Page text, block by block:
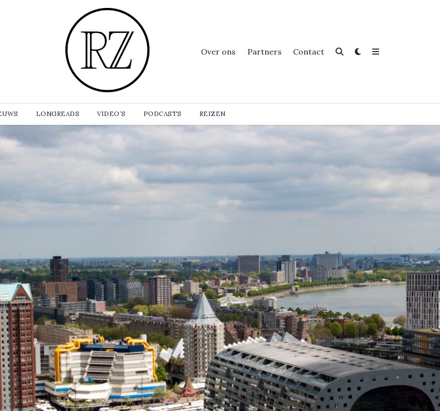
Over ons Partners Contact
LONGREADS VIDEO’S PODCASTS REIZEN